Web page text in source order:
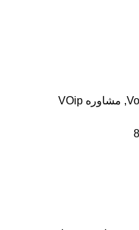
, مشاوره VOip